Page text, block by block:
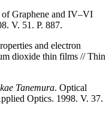
of Graphene and IV–VI
V. 51. P. 887.
and electron
dioxide thin films // Thin
Tanemura. Optical
Optics. 1998. V. 37.